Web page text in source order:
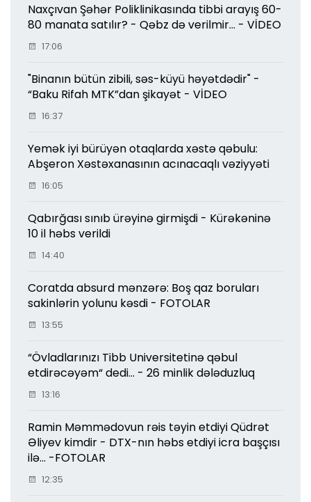
Naxçıvan Şəhər Poliklinikasında tibbi arayış 60-
80 manata satılır? - Qəbz də verilmir... - VİDEO
17:06
"Binanın bütün zibili, səs-küyü həyətdədir" -
“Baku Rifah MTK”dan şikayət - VİDEO
16:37
Yemək iyi bürüyən otaqlarda xəstə qəbulu:
Abşeron Xəstəxanasının acınacaqlı vəziyyəti
16:05
Qabırğası sınıb ürəyinə girmişdi - Kürəkəninə
10 il həbs verildi
14:40
Coratda absurd mənzərə: Boş qaz boruları
sakinlərin yolunu kəsdi - FOTOLAR
13:55
“Övladlarınızı Tibb Universitetinə qəbul
etdirəcəyəm“ dedi... - 26 minlik dələduzluq
13:16
Ramin Məmmədovun rəis təyin etdiyi Qüdrət
Əliyev kimdir - DTX-nın həbs etdiyi icra başçısı
ilə... -FOTOLAR
12:35